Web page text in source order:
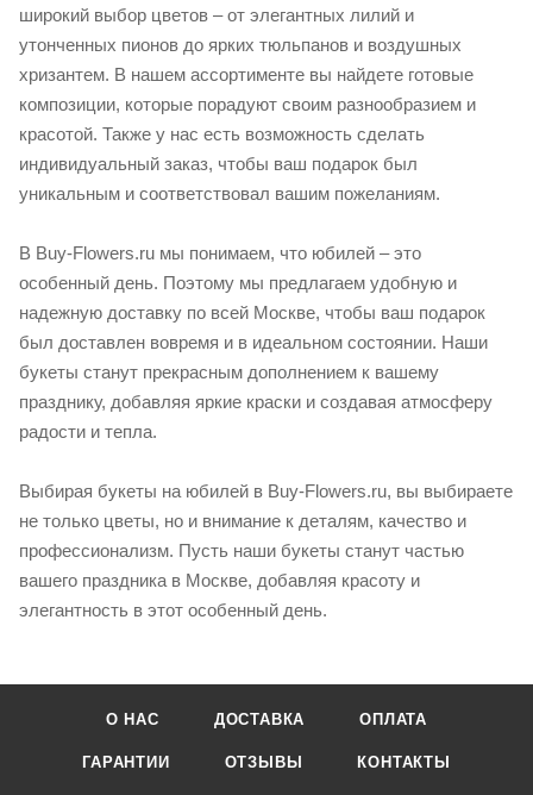
широкий выбор цветов – от элегантных лилий и
утонченных пионов до ярких тюльпанов и воздушных
хризантем. В нашем ассортименте вы найдете готовые
композиции, которые порадуют своим разнообразием и
красотой. Также у нас есть возможность сделать
индивидуальный заказ, чтобы ваш подарок был
уникальным и соответствовал вашим пожеланиям.
В Buy-Flowers.ru мы понимаем, что юбилей – это
особенный день. Поэтому мы предлагаем удобную и
надежную доставку по всей Москве, чтобы ваш подарок
был доставлен вовремя и в идеальном состоянии. Наши
букеты станут прекрасным дополнением к вашему
празднику, добавляя яркие краски и создавая атмосферу
радости и тепла.
Выбирая букеты на юбилей в Buy-Flowers.ru, вы выбираете
не только цветы, но и внимание к деталям, качество и
профессионализм. Пусть наши букеты станут частью
вашего праздника в Москве, добавляя красоту и
элегантность в этот особенный день.
О НАС ДОСТАВКА ОПЛАТА
ГАРАНТИИ ОТЗЫВЫ КОНТАКТЫ